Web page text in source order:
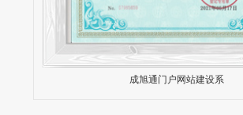
成旭通门户网站建设系